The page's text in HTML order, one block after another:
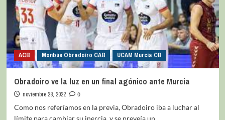
ACB Monbús Obradoiro CAB UCAM Murcia CB
Obradoiro ve la luz en un final agónico ante Murcia
noviembre 28, 2022
0
Como nos referíamos en la previa, Obradoiro iba a luchar al
límite para cambiar su inercia, y se preveía un...